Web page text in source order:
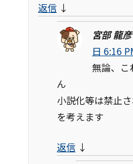
返信 ↓
宮部 龍彦
日 6:16
無論、こ
ん
小説化等は禁止
を考えます
返信 ↓